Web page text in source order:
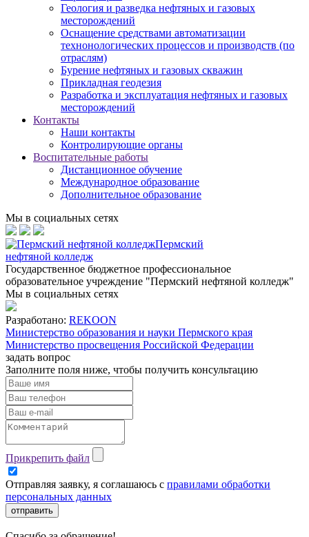
Геология и разведка нефтяных и газовых
месторождений
Оснащение средствами автоматизации
технонологических процессов и производств (по
отраслям)
Бурение нефтяных и газовых скважин
Прикладная геодезия
Разработка и эксплуатация нефтяных и газовых
месторождений
Контакты
Наши контакты
Контролирующие органы
Воспитательные работы
Дистанционное обучение
Международное образование
Дополнительное образование
Мы в социальных сетях
Пермский
нефтяной колледж
Государственное бюджетное профессиональное
образовательное учреждение "Пермский нефтяной колледж"
Мы в социальных сетях
Разработано: REKOON
Министерство образования и науки Пермского края
Министерство просвещения Российской Федерации
задать вопрос
Заполните поля ниже, чтобы получить консультацию
Прикрепить файл
Отправляя заявку, я соглашаюсь с правилами обработки
персональных данных
отправить